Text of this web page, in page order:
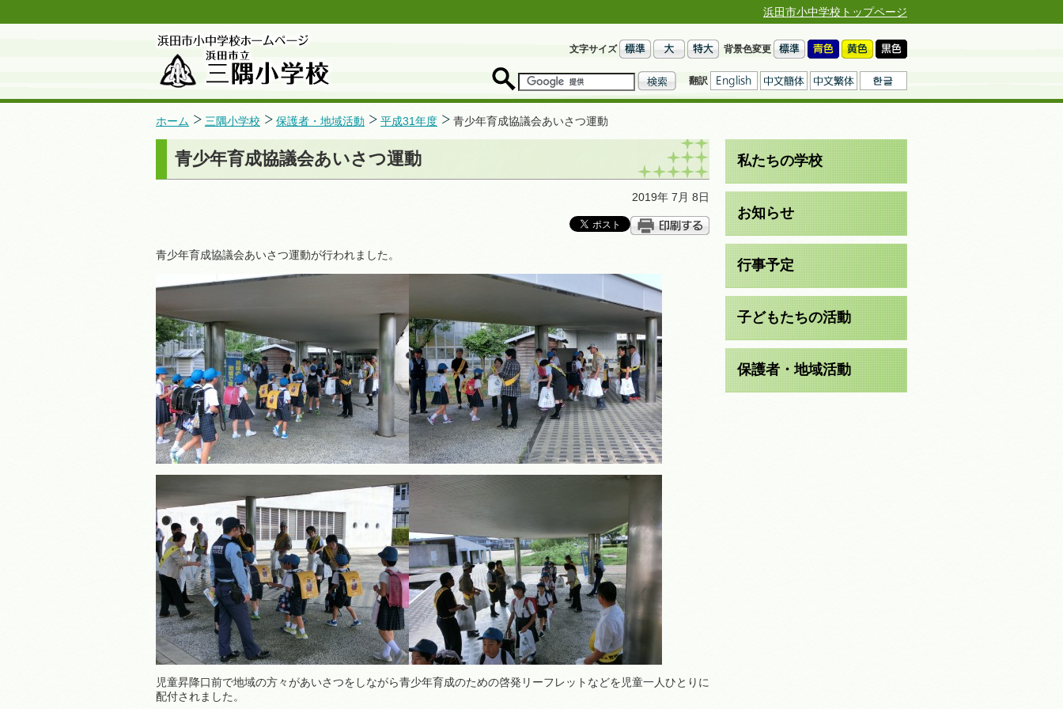
浜田市小中学校トップページ
文字サイズ 背景色変更
翻訳
ホーム 三隅小学校 保護者・地域活動 平成31年度 青少年育成協議会あいさつ運動
青少年育成協議会あいさつ運動
2019年 7月 8日
青少年育成協議会あいさつ運動が行われました。
児童昇降口前で地域の方々があいさつをしながら青少年育成のための啓発リーフレットなどを児童一人ひとりに
配付されました。
私たちの学校
お知らせ
行事予定
子どもたちの活動
保護者・地域活動